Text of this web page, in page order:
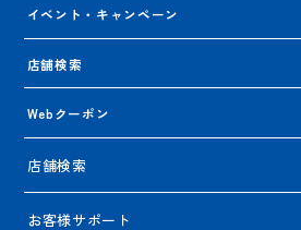
イベント・キャンペーン
店舗検索
Webクーポン
店舗検索
お客様サポート